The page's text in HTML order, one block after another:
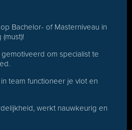
Bachelor- of Masterniveau in
om specialist te
team functioneer je vlot en
werkt nauwkeurig en